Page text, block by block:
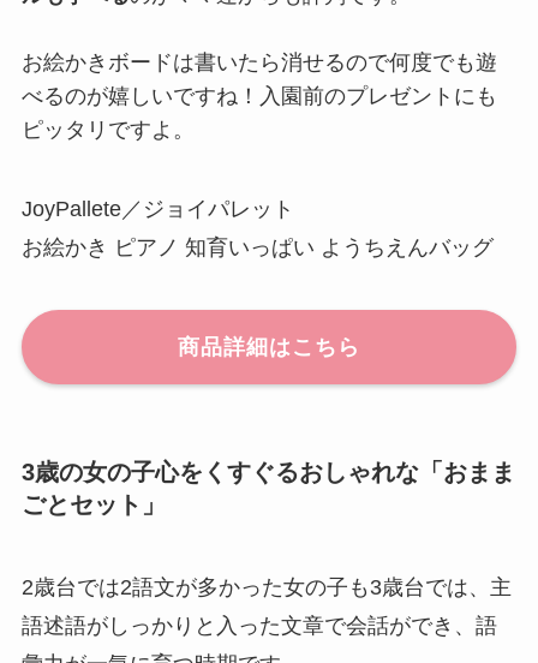
お絵かきボードは書いたら消せるので何度でも遊
べるのが嬉しいですね！入園前のプレゼントにも
ピッタリですよ。
JoyPallete／ジョイパレット
お絵かき ピアノ 知育いっぱい ようちえんバッグ
商品詳細はこちら
3歳の女の子心をくすぐるおしゃれな「おまま
ごとセット」
2歳台では2語文が多かった女の子も3歳台では、主
語述語がしっかりと入った文章で会話ができ、語